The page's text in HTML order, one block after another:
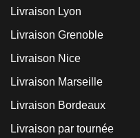
Livraison Lyon
Livraison Grenoble
Livraison Nice
Livraison Marseille
Livraison Bordeaux
Livraison par tournée